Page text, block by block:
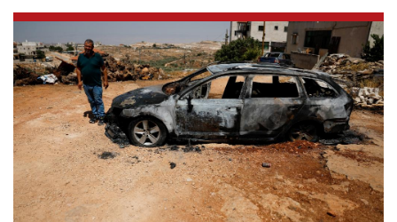
محليات
أسرار
متفرقات
نداء القرّاء